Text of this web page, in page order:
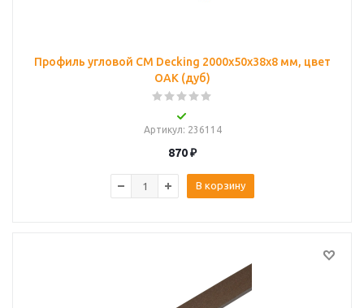
Профиль угловой CM Decking 2000х50х38х8 мм, цвет
OAK (дуб)
Артикул: 236114
870₽
В корзину